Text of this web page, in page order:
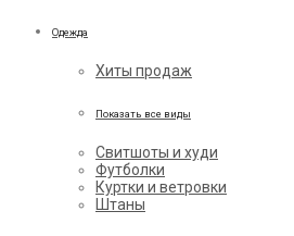
Одежда
Хиты продаж
Показать все виды
Свитшоты и худи
Футболки
Куртки и ветровки
Штаны